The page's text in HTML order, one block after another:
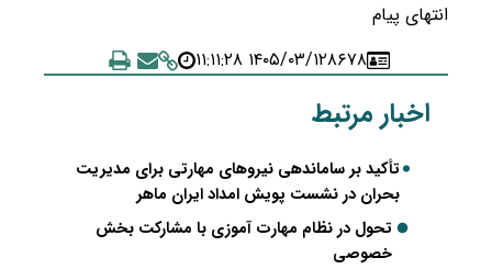
انتهای پیام
۸۶۷۸۱۴۰۵/۰۳/۱۲ ۱۱:۱۱:۲۸
اخبار مرتبط
تأکید بر ساماندهی نیروهای مهارتی برای مدیریت
بحران در نشست پویش امداد ایران ماهر
تحول در نظام مهارت آموزی با مشارکت بخش
خصوصی